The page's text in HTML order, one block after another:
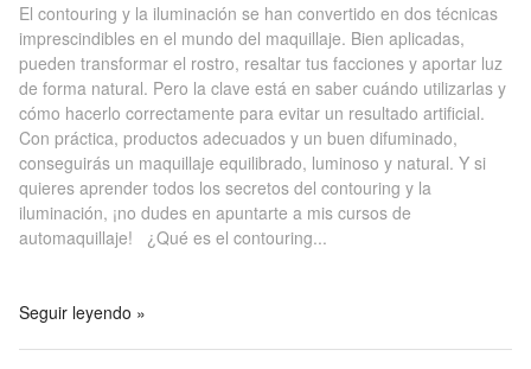
El contouring y la iluminación se han convertido en dos técnicas
imprescindibles en el mundo del maquillaje. Bien aplicadas,
pueden transformar el rostro, resaltar tus facciones y aportar luz
de forma natural. Pero la clave está en saber cuándo utilizarlas y
cómo hacerlo correctamente para evitar un resultado artificial.
Con práctica, productos adecuados y un buen difuminado,
conseguirás un maquillaje equilibrado, luminoso y natural. Y si
quieres aprender todos los secretos del contouring y la
iluminación, ¡no dudes en apuntarte a mis cursos de
automaquillaje! ¿Qué es el contouring...
Seguir leyendo »